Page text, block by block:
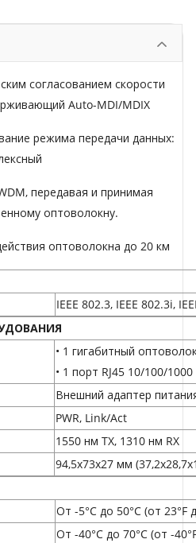
согласованием скорости
Auto-MDI/MDIX
режима передачи данных:
передавая и принимая
оптоволокну.
оптоволокна до 20 км
IEEE 802.3, IEEE 802.3i,
• 1 гигабитный
• 1 порт RJ45 10/100/
Внешний адаптер
PWR, Link/Act
1550 нм TX, 1310 нм RX
94,5x73x27 мм
От -5°C до 50°C (от 23°F
От -40°C до 70°C (от -